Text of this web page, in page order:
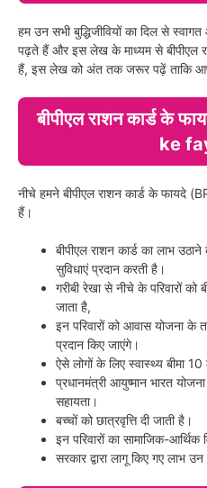
हम उन सभी बुद्धिजीवियों का दिल से
पढ़ते हैं और इस लेख के माध्यम से बीपीएल
हैं, इस लेख को अंत तक जरूर पढ़ें ताकि
बीपीएल राशन कार्ड के
ke
नीचे हमने बीपीएल राशन कार्ड के
हैं।
बीपीएल राशन कार्ड का लाभ
सुविधाएं प्रदान करती है।
गरीबी रेखा से नीचे के परिवारों को
जाता है,
इन परिवारों को आवास योजना के
प्रदान किए जाएंगे।
ऐसे लोगों के लिए स्वास्थ्य बीमा
प्रधानमंत्री आयुष्मान भारत
सहायता।
बच्चों को छात्रवृत्ति दी जाती है।
इन परिवारों का सामाजिक-आर्थिक
सरकार द्वारा लागू किए गए लाभ